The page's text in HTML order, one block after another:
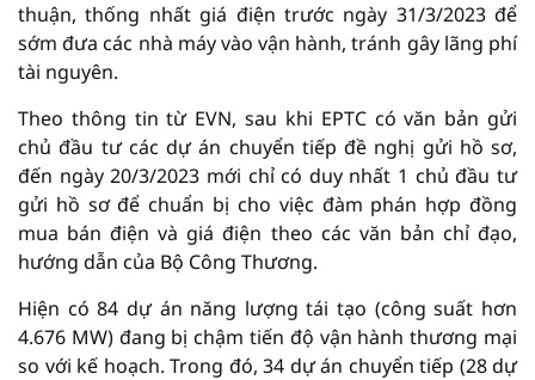
thuận, thống nhất giá điện trước ngày 31/3/2023 để
sớm đưa các nhà máy vào vận hành, tránh gây lãng phí
tài nguyên.
Theo thông tin từ EVN, sau khi EPTC có văn bản gửi
chủ đầu tư các dự án chuyển tiếp đề nghị gửi hồ sơ,
đến ngày 20/3/2023 mới chỉ có duy nhất 1 chủ đầu tư
gửi hồ sơ để chuẩn bị cho việc đàm phán hợp đồng
mua bán điện và giá điện theo các văn bản chỉ đạo,
hướng dẫn của Bộ Công Thương.
Hiện có 84 dự án năng lượng tái tạo (công suất hơn
4.676 MW) đang bị chậm tiến độ vận hành thương mại
so với kế hoạch. Trong đó, 34 dự án chuyển tiếp (28 dự